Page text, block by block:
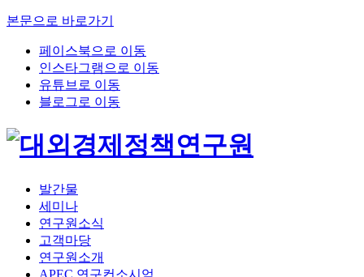
본문으로 바로가기
페이스북으로 이동
인스타그램으로 이동
유튜브로 이동
블로그로 이동
발간물
세미나
연구원소식
고객마당
연구원소개
APEC 연구컨소시엄